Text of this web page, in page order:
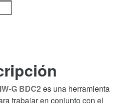
G BDC2es una herramienta
trabajar en conjunto con el